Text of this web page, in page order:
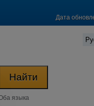
Дата
языка